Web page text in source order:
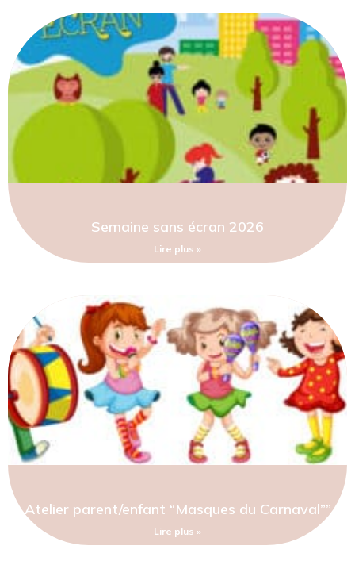
Semaine sans écran 2026
Lire plus »
Atelier parent/enfant “Masques du Carnaval””
Lire plus »